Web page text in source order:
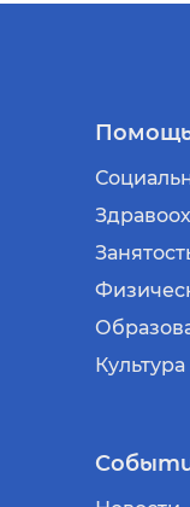
Культура